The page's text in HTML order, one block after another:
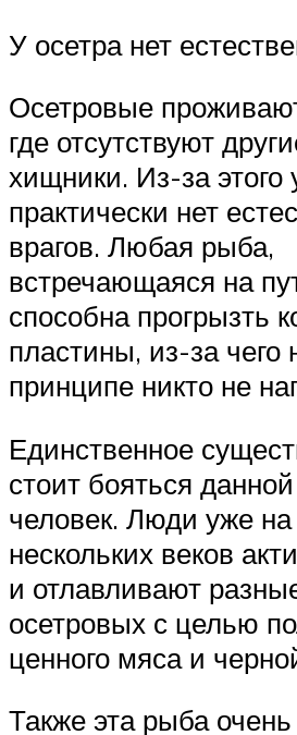
У осетра нет
Осетровые
где отсутствуют
хищники. Из-за этого
практически нет
врагов. Любая рыба,
встречающаяся на
способна прогрызть
пластины, из-за чего
принципе никто не
Единственное
стоит бояться
человек. Люди уже
нескольких веков
и отлавливают
осетровых с целью
ценного мяса и
Также эта рыба очень